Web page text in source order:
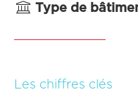
 Type de
Les chiffres clés